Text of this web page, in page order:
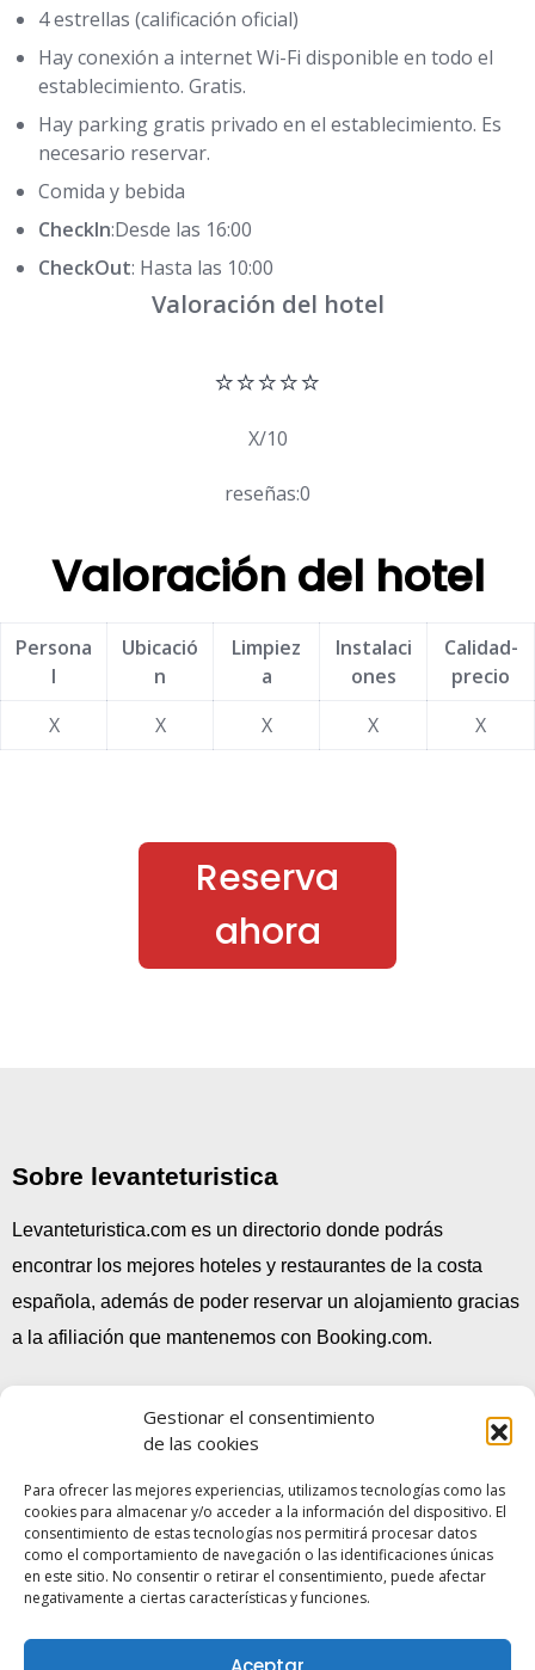
Gestionar el consentimiento
de las cookies
Para ofrecer las mejores experiencias, utilizamos tecnologías como las
cookies para almacenar y/o acceder a la información del dispositivo. El
consentimiento de estas tecnologías nos permitirá procesar datos
como el comportamiento de navegación o las identificaciones únicas
en este sitio. No consentir o retirar el consentimiento, puede afectar
negativamente a ciertas características y funciones.
4 estrellas (calificación oficial)
Hay conexión a internet Wi-Fi disponible en todo el
establecimiento. Gratis.
Hay parking gratis privado en el establecimiento. Es
necesario reservar.
Comida y bebida
CheckIn:Desde las 16:00
CheckOut: Hasta las 10:00
Valoración del hotel
⭐⭐⭐⭐⭐
X/10
reseñas:0
Valoración del hotel
Persona
l
Ubicació
n
Limpiez
a
Instalaci
ones
Calidad-
precio
X
X X X X
Reserva
ahora
Sobre levanteturistica
Levanteturistica.com es un directorio donde podrás
encontrar los mejores hoteles y restaurantes de la costa
española, además de poder reservar un alojamiento gracias
a la afiliación que mantenemos con Booking.com.
No te pierdas…¡Nuestras increibles GUÍAS!
Aviso legal
Términos y condiciones generales